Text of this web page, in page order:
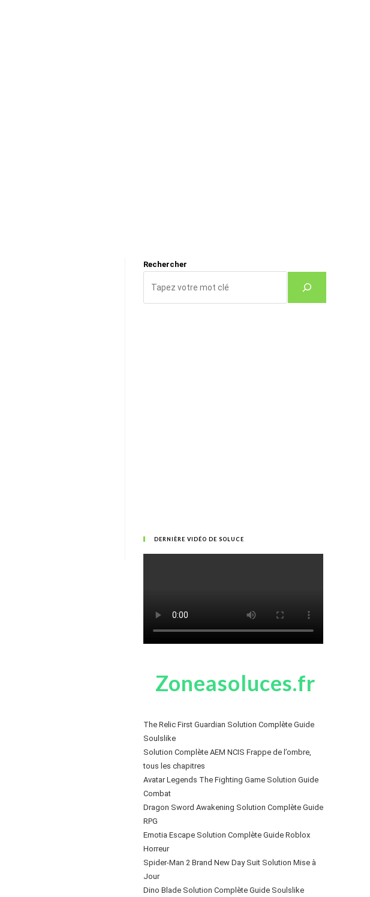
Rechercher
DERNIÈRE VIDÉO DE SOLUCE
Zoneasoluces.fr
The Relic First Guardian Solution Complète Guide
Soulslike
Solution Complète AEM NCIS Frappe de l’ombre,
tous les chapitres
Avatar Legends The Fighting Game Solution Guide
Combat
Dragon Sword Awakening Solution Complète Guide
RPG
Emotia Escape Solution Complète Guide Roblox
Horreur
Spider-Man 2 Brand New Day Suit Solution Mise à
Jour
Dino Blade Solution Complète Guide Soulslike